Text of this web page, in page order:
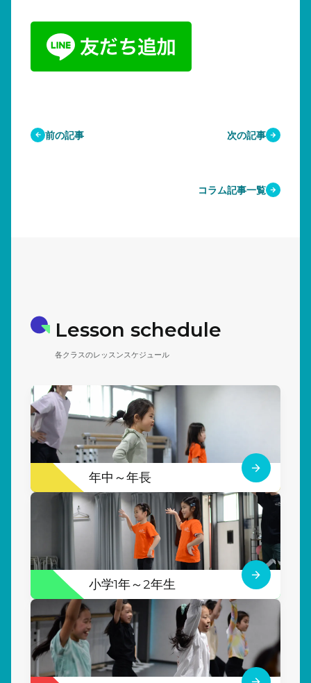
前の記事 次の記事
コラム記事一覧
Lesson schedule
各クラスのレッスンスケジュール
年中～年長
小学1年～2年生